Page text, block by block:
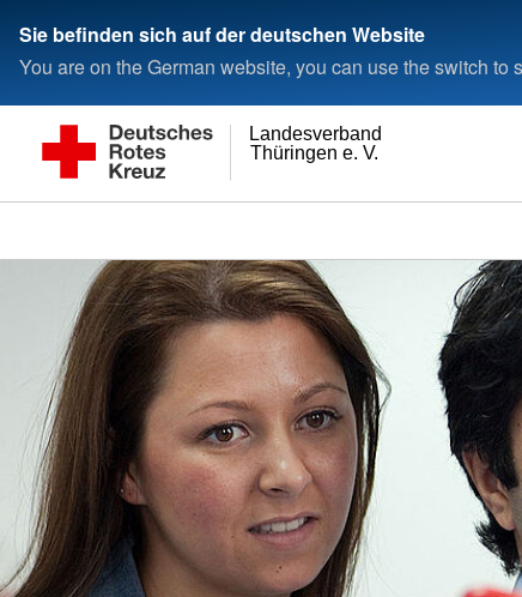
Sie befinden sich auf der deutschen Website
You are on the German website, you can use the switch to
Thüringen e. V.
Landesverband